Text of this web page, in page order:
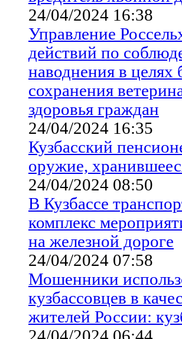
24/04/2024 16:38
Управление
действий по
наводнения в целях
сохранения
здоровья граждан
24/04/2024 16:35
Кузбасский
оружие,
24/04/2024 08:50
В Кузбассе
комплекс
на железной дороге
24/04/2024 07:58
Мошенники
кузбассовцев в
жителей России: